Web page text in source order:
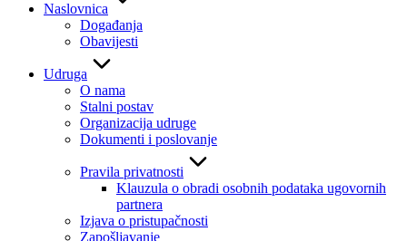
Naslovnica
Događanja
Obavijesti
Udruga
O nama
Stalni postav
Organizacija udruge
Dokumenti i poslovanje
Pravila privatnosti
Klauzula o obradi osobnih podataka ugovornih
partnera
Izjava o pristupačnosti
Zapošljavanje